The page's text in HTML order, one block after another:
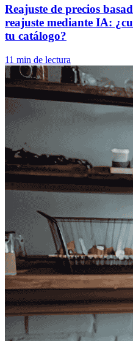
Reajuste de precios
reajuste mediante IA:
tu catálogo?
11 min de lectura